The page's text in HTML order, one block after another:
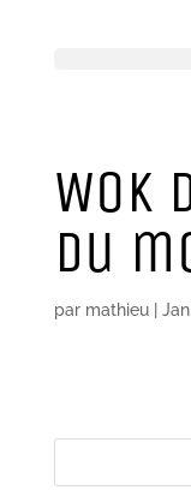
Wok
du
par mathieu|